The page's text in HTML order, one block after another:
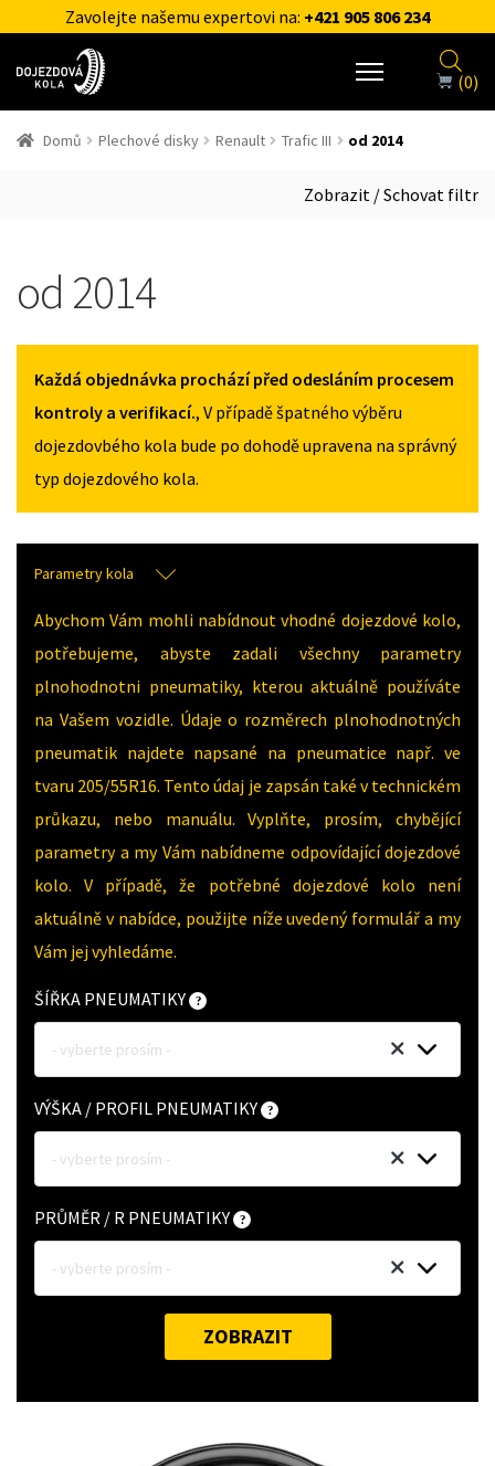
Zavolejte našemu expertovi na: +421 905 806 234
(0)
Domů Plechové disky Renault Trafic III od 2014
Zobrazit / Schovat filtr
od 2014
Každá objednávka prochází před odesláním procesem
kontroly a verifikací., V případě špatného výběru
dojezdovbého kola bude po dohodě upravena na správný
typ dojezdového kola.
Parametry kola
Abychom Vám mohli nabídnout vhodné dojezdové kolo,
potřebujeme, abyste zadali všechny parametry
plnohodnotni pneumatiky, kterou aktuálně používáte
na Vašem vozidle. Údaje o rozměrech plnohodnotných
pneumatik najdete napsané na pneumatice např. ve
tvaru 205/55R16. Tento údaj je zapsán také v technickém
průkazu, nebo manuálu. Vyplňte, prosím, chybějící
parametry a my Vám nabídneme odpovídající dojezdové
kolo. V případě, že potřebné dojezdové kolo není
aktuálně v nabídce, použijte níže uvedený formulář a my
Vám jej vyhledáme.
ŠÍŘKA PNEUMATIKY
- vyberte prosím -
VÝŠKA / PROFIL PNEUMATIKY
- vyberte prosím -
PRŮMĚR / R PNEUMATIKY
- vyberte prosím -
ZOBRAZIT